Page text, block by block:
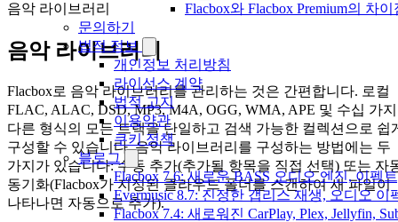
Flacbox와 Flacbox Premium의 차
문의하기
법적 정보
개인정보 처리방침
라이선스 계약
법적 고지
이용약관
쿠키 정책
블로그
Flacbox 7.6: 새로운 BASS 오디오 엔진, 이펙
Evermusic 8.7: 진정한 갭리스 재생, 오디오
Flacbox 7.4: 새로워진 CarPlay, Plex, Jellyfin,
음악 라이브러리
음악 라이브러리
Flacbox로 음악 라이브러리를 관리하는 것은 간편합니다. 로컬
FLAC, ALAC, DSD, MP3, M4A, OGG, WMA, APE 및 수십 가지
다른 형식의 모든 트랙을 단일하고 검색 가능한 컬렉션으로 쉽
구성할 수 있습니다. 음악 라이브러리를 구성하는 방법에는 두
가지가 있습니다: 수동 추가(추가될 항목을 직접 선택) 또는 자
동기화(Flacbox가 지정된 클라우드 폴더를 스캔하여 새 파일이
나타나면 자동으로 추가).